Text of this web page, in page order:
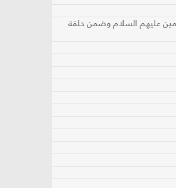
عليهم السلام وضمن حلقة